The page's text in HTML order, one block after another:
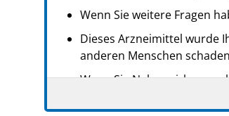
Wenn Sie weitere Fragen
Dieses Arzneimittel wurde
anderen Menschen
Wenn Sie
Nebenwirkungen, die nicht